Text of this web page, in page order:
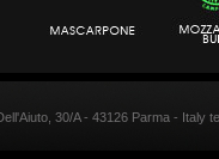
30/A - 43126 Parma - Italy